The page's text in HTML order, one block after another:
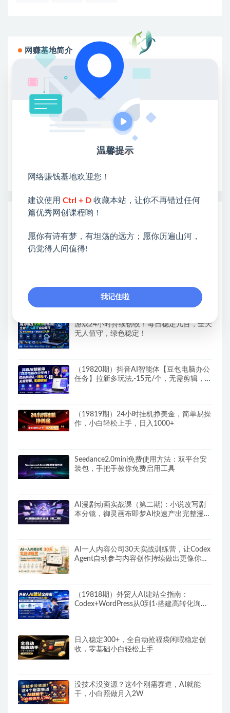
网赚基地简介
站长微信：无
❤本站：本站整合多方资源站，主要面向互联网创业
类&副业类，资源丰富 物超所值。
❤能助您：找项目 + 低成本创业 + 减少信息差 + 见识
各种项目 + 提升网创认知。
❤本站为众多团队提供了重要价值，也为众多创业者
开启网络之门，广受好评！
❤如果您也依存于互联网，欢迎加入本站会员，将尽
热门课程展示
AI短剧带货教程，基于SD2.0的短剧带货，
完播率超高的带货视频，无需抽卡品质拉
满，从0到1完整实操流程
松日入300+一站式跨境智能运营工具。无
需复杂实操
游戏24小时持续创收！每日稳定几百，全天
无人值守，绿色稳定！
（19820期）抖音AI智能体【豆包电脑办公
任务】拉新多玩法,-15元/个，无需剪辑，无
（19819期）24小时挂机挣美金，简单易操
作，小白轻松上手，日入1000+
Seedance2.0mini免费使用方法：双平台安
装包，手把手教你免费启用工具
AI漫剧动画实战课（第二期)：小说改写剧
本分镜，御灵画布即梦AI快速产出完整漫剧
AI一人内容公司30天实战训练营，让Codex
Agent自动参与内容创作持续做出更像你、
（19818期）外贸人AI建站全指南：
Codex+WordPress从0到1·搭建高转化询盘
日入稳定300+，全自动抢福袋闲暇稳定创
收，零基础小白轻松上手
没技术没资源？这4个刚需赛道，AI就能
干，小白照做月入2W
温馨提示
网络赚钱基地欢迎您！
建议使用 Ctrl + D 收藏本站，让你不再错过任何
篇优秀网创课程哟！
愿你有诗有梦，有坦荡的远方；愿你历遍山河，
仍觉得人间值得!
我记住啦